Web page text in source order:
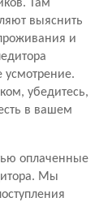
Там
выяснить
и
усмотрение.
убедитесь,
в вашем
оплаченные
Мы